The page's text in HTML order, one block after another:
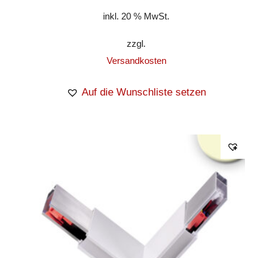
inkl. 20 % MwSt.
zzgl.
Versandkosten
Auf die Wunschliste setzen